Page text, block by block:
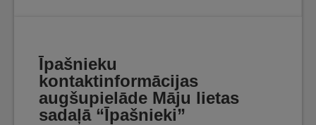
Īpašnieku
kontaktinformācijas
augšupielāde Māju lietas
sadaļā “Īpašnieki”